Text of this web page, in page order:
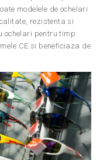
modelele de ochelari
rezistenta si
ochelari pentru timp
CE si beneficiaza de